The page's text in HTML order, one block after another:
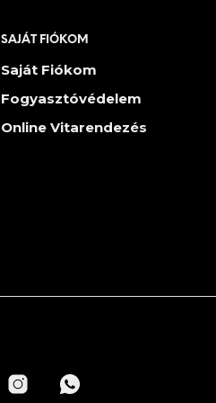
SAJÁT FIÓKOM
Saját Fiókom
Fogyasztóvédelem
Online Vitarendezés